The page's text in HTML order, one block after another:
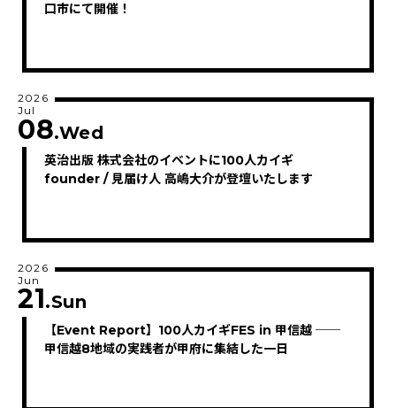
口市にて開催！
英治出版 株式会社のイベントに100人カイギ
founder / 見届け人 高嶋大介が登壇いたします
2026
Jul
08.Wed
【Event Report】100人カイギFES in 甲信越 ──
甲信越8地域の実践者が甲府に集結した一日
2026
Jun
21.Sun